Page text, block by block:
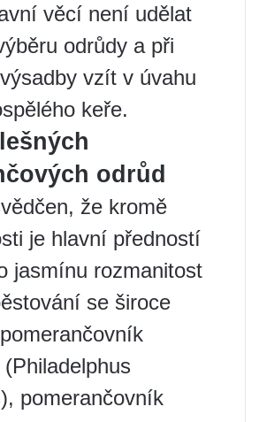
věcí není udělat
odrůdy a při
vzít v úvahu
keře.
odrůd
že kromě
je hlavní předností
jasmínu rozmanitost
se široce
pomerančovník